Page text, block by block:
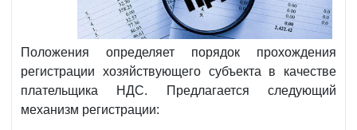
Положения определяет порядок прохождения
регистрации хозяйствующего субъекта в качестве
плательщика НДС. Предлагается следующий
механизм регистрации: